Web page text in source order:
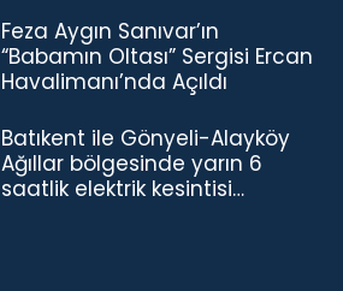
Feza Aygın Sanıvar’ın
“Babamın Oltası” Sergisi Ercan
Havalimanı’nda Açıldı
Batıkent ile Gönyeli-Alayköy
Ağıllar bölgesinde yarın 6
saatlik elektrik kesintisi…